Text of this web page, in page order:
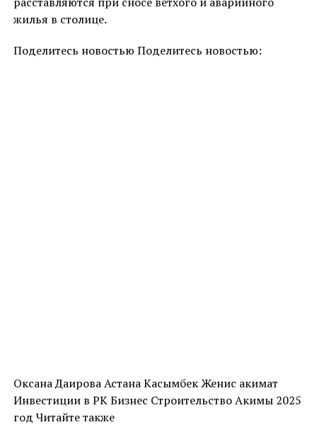
жилья в столице.
Поделитесь новостью Поделитесь новостью:
Оксана Даирова Астана Касымбек Женис акимат
Инвестиции в РК Бизнес Строительство Акимы 2025
год Читайте также